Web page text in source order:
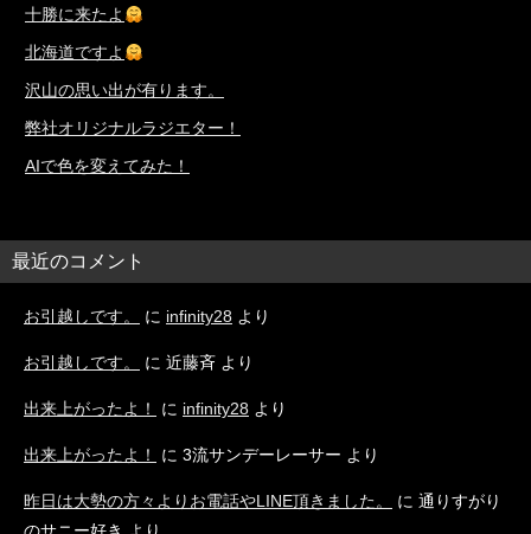
十勝に来たよ
北海道ですよ
沢山の思い出が有ります。
弊社オリジナルラジエター！
AIで色を変えてみた！
最近のコメント
お引越しです。 に infinity28 より
お引越しです。 に 近藤斉 より
出来上がったよ！ に infinity28 より
出来上がったよ！ に 3流サンデーレーサー より
昨日は大勢の方々よりお電話やLINE頂きました。 に 通りすがり